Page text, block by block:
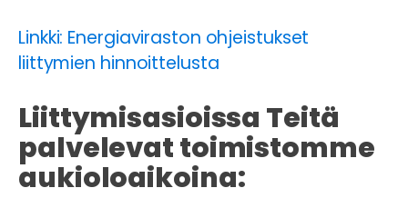
Linkki: Energiaviraston ohjeistukset
liittymien hinnoittelusta
Liittymisasioissa Teitä
palvelevat toimistomme
aukioloaikoina: